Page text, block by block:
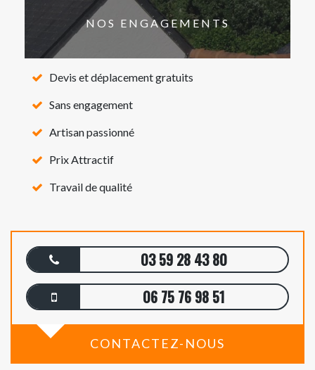
NOS ENGAGEMENTS
Devis et déplacement gratuits
Sans engagement
Artisan passionné
Prix Attractif
Travail de qualité
03 59 28 43 80
06 75 76 98 51
CONTACTEZ-NOUS